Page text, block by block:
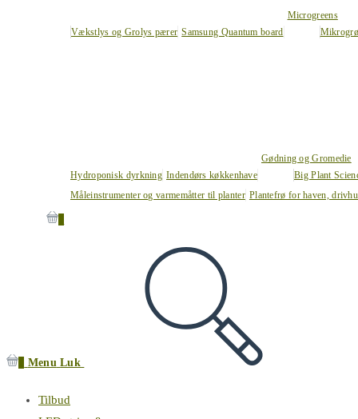
Vækstlys og Grolys pærer Samsung Quantum board
Microgreens
Hydroponisk dyrkning Indendørs køkkenhave
Gødning og Gromedie
Big Plant
Måleinstrumenter og varmemåtter til planter Plantefrø for haven,
Menu Luk
Tilbud